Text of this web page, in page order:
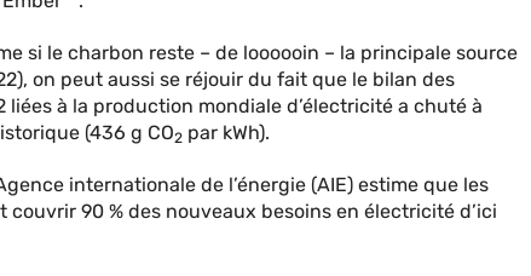
si le charbon reste – de loooooin – la principale source
on peut aussi se réjouir du fait que le bilan des
liées à la production mondiale d’électricité a chuté à
(436 g CO2 par kWh).
internationale de l’énergie (AIE) estime que les
90 % des nouveaux besoins en électricité d’ici